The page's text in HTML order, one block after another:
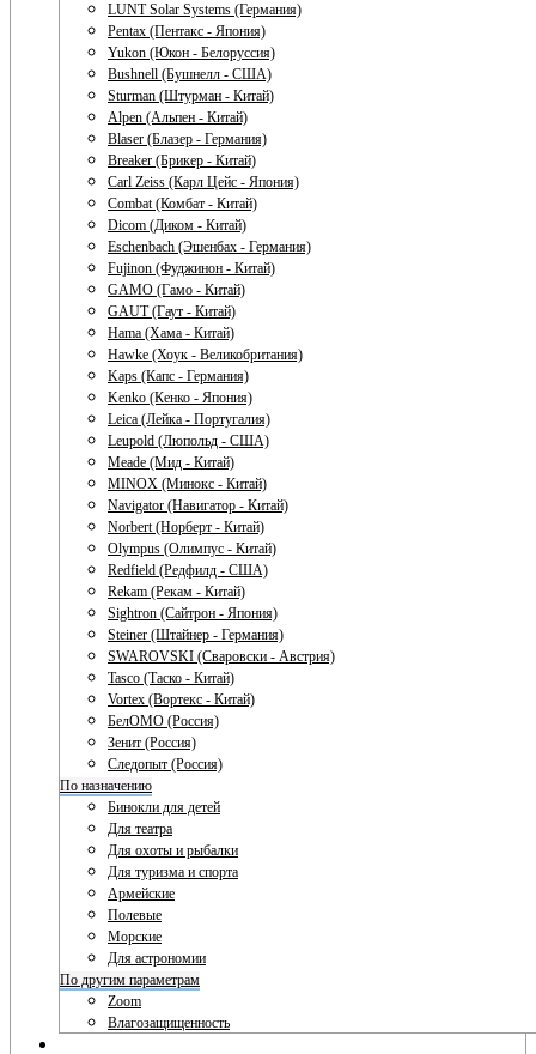
LUNT Solar Systems (Германия)
Pentax (Пентакс - Япония)
Yukon (Юкон - Белоруссия)
Bushnell (Бушнелл - США)
Sturman (Штурман - Китай)
Alpen (Альпен - Китай)
Blaser (Блазер - Германия)
Breaker (Брикер - Китай)
Carl Zeiss (Карл Цейс - Япония)
Combat (Комбат - Китай)
Dicom (Диком - Китай)
Eschenbach (Эшенбах - Германия)
Fujinon (Фуджинон - Китай)
GAMO (Гамо - Китай)
GAUT (Гаут - Китай)
Hama (Хама - Китай)
Hawke (Хоук - Великобритания)
Kaps (Капс - Германия)
Kenko (Кенко - Япония)
Leica (Лейка - Португалия)
Leupold (Люпольд - США)
Meade (Мид - Китай)
MINOX (Минокс - Китай)
Navigator (Навигатор - Китай)
Norbert (Норберт - Китай)
Olympus (Олимпус - Китай)
Redfield (Редфилд - США)
Rekam (Рекам - Китай)
Sightron (Сайтрон - Япония)
Steiner (Штайнер - Германия)
SWAROVSKI (Сваровски - Австрия)
Tasco (Таско - Китай)
Vortex (Вортекс - Китай)
БелОМО (Россия)
Зенит (Россия)
Следопыт (Россия)
По назначению
Бинокли для детей
Для театра
Для охоты и рыбалки
Для туризма и спорта
Армейские
Полевые
Морские
Для астрономии
По другим параметрам
Zoom
Влагозащищенность